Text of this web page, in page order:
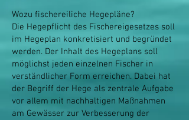
Wozu fischereiliche Hegepläne?
Die Hegepflicht des Fischereigesetzes soll
im Hegeplan konkretisiert und begründet
werden. Der Inhalt des Hegeplans soll
möglichst jeden einzelnen Fischer in
verständlicher Form erreichen. Dabei hat
der Begriff der Hege als zentrale Aufgabe
vor allem mit nachhaltigen Maßnahmen
am Gewässer zur Verbesserung der